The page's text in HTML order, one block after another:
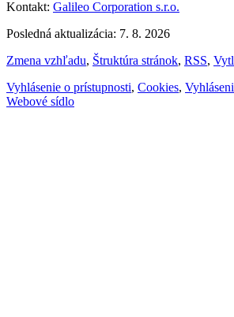
Kontakt: Galileo Corporation s.r.o.
Posledná aktualizácia: 7. 8. 2026
Zmena vzhľadu, Štruktúra stránok, RSS,
Vyhlásenie o prístupnosti, Cookies,
Webové sídlo